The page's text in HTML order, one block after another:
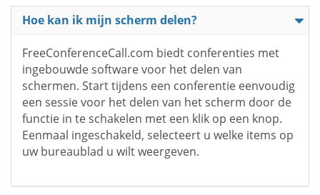
Hoe kan ik mijn scherm delen?
FreeConferenceCall.com biedt conferenties met
ingebouwde software voor het delen van
schermen. Start tijdens een conferentie eenvoudig
een sessie voor het delen van het scherm door de
functie in te schakelen met een klik op een knop.
Eenmaal ingeschakeld, selecteert u welke items op
uw bureaublad u wilt weergeven.